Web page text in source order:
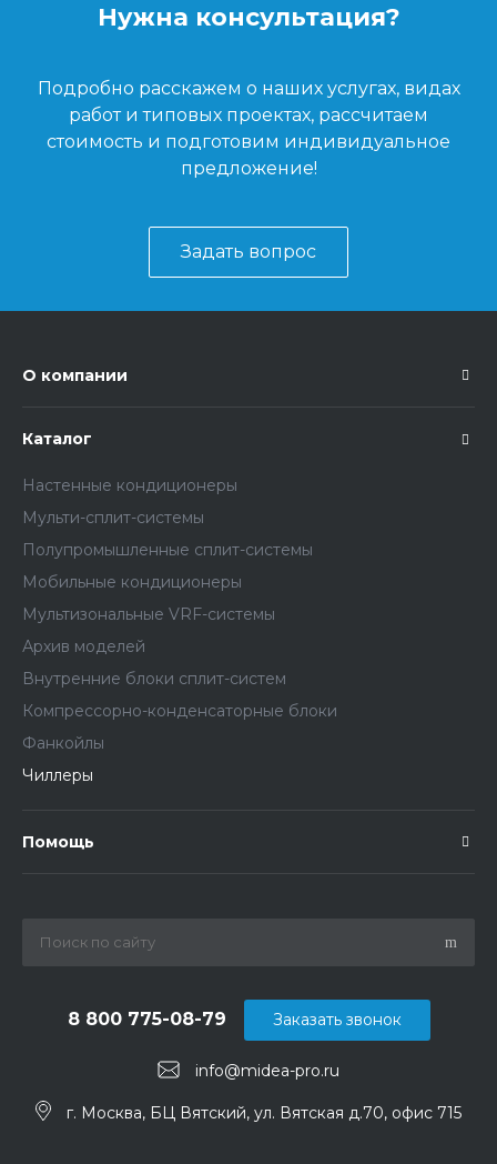
Нужна консультация?
Подробно расскажем о наших услугах, видах
работ и типовых проектах, рассчитаем
стоимость и подготовим индивидуальное
предложение!
Задать вопрос
О компании
Каталог
Настенные кондиционеры
Мульти-сплит-системы
Полупромышленные сплит-системы
Мобильные кондиционеры
Мультизональные VRF-системы
Архив моделей
Внутренние блоки сплит-систем
Компрессорно-конденсаторные блоки
Фанкойлы
Чиллеры
Помощь
info@midea-pro.ru
8 800 775-08-79
г. Москва, БЦ Вятский, ул. Вятская д.70, офис 715
Заказать звонок